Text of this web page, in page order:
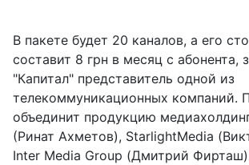
В пакете будет 20 каналов, а его
составит 8 грн в месяц с абонента,
"Капитал" представитель одной из
телекоммуникационных компаний.
объединит продукцию
(Ринат Ахметов), StarlightMedia
Inter Media Group (Дмитрий Фирташ)